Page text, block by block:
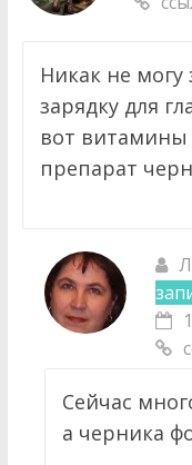
Никак не могу
зарядку для
вот
препарат
Сейчас
а черника